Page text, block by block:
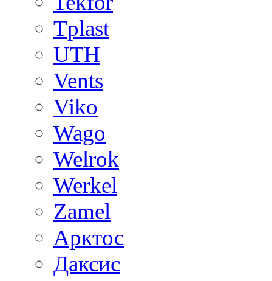
Tplast
UTH
Vents
Viko
Wago
Welrok
Werkel
Zamel
Арктос
Даксис